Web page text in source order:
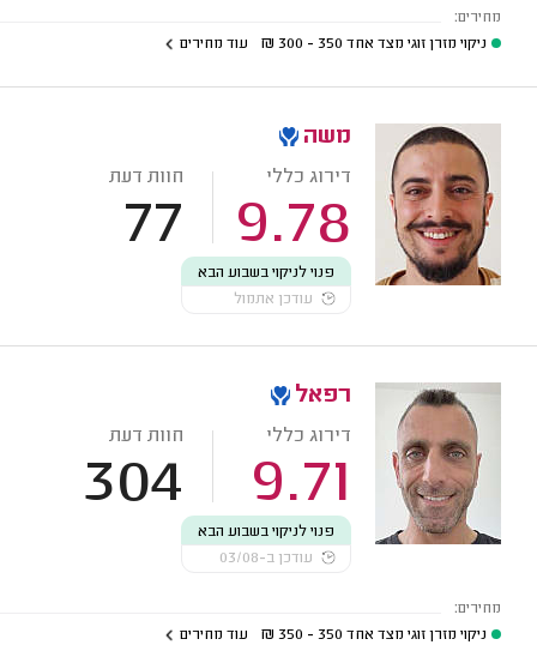
מחירים:
ניקוי מזרן זוגי מצד אחד 350 - 300
₪ עוד מחירים
משה
דירוג כללי
9.78
חוות דעת
77
פנוי לניקוי בשבוע הבא
עודכן אתמול
רפאל
דירוג כללי
9.71
חוות דעת
304
פנוי לניקוי בשבוע הבא
עודכן ב-03/08
מחירים:
ניקוי מזרן זוגי מצד אחד 350 - 350
₪ עוד מחירים